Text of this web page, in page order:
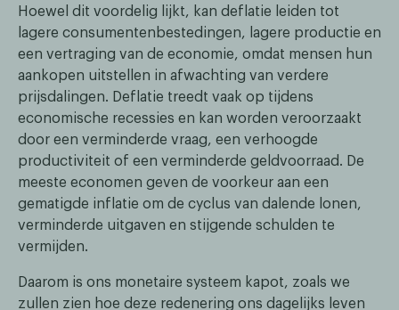
Hoewel dit voordelig lijkt, kan deflatie leiden tot
lagere consumentenbestedingen, lagere productie en
een vertraging van de economie, omdat mensen hun
aankopen uitstellen in afwachting van verdere
prijsdalingen. Deflatie treedt vaak op tijdens
economische recessies en kan worden veroorzaakt
door een verminderde vraag, een verhoogde
productiviteit of een verminderde geldvoorraad. De
meeste economen geven de voorkeur aan een
gematigde inflatie om de cyclus van dalende lonen,
verminderde uitgaven en stijgende schulden te
vermijden.
Daarom is ons monetaire systeem kapot, zoals we
zullen zien hoe deze redenering ons dagelijks leven